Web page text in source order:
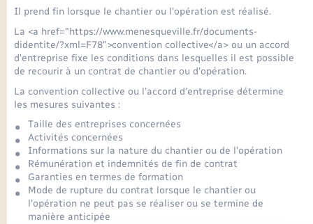
Voirie et espace public
Il prend fin lorsque le chantier ou l'opération est réalisé.
La <a href="https://www.menesqueville.fr/documents-
didentite/?xml=F78">convention collective</a> ou un accord
d'entreprise fixe les conditions dans lesquelles il est possible
de recourir à un contrat de chantier ou d'opération.
La convention collective ou l'accord d'entreprise détermine
les mesures suivantes :
Taille des entreprises concernées
Activités concernées
Informations sur la nature du chantier ou de l'opération
Rémunération et indemnités de fin de contrat
Garanties en termes de formation
Mode de rupture du contrat lorsque le chantier ou
l'opération ne peut pas se réaliser ou se termine de
manière anticipée